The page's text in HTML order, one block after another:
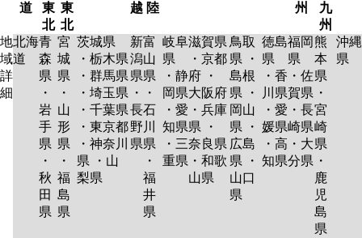
道
東
北
東
北
越 陸
州
九
州
地
域
詳
細
北海
道
青
森
県
・
岩
手
県
・
秋
田
県
宮
城
県
・
山
形
県
・
福
島
県
茨城県
・栃木県
・群馬県
・埼玉県
・千葉県
・東京都
・神奈川
県 ・山
梨県
新
潟
県
・
長
野
県
富
山
県
・
石
川
県
・
福
井
県
岐阜
県
・静
岡県
・愛
知県
・三
重県
滋賀県
・京都
府 ・
大阪府
・兵庫
県 ・
奈良県
・和歌
山県
鳥取
県 ・
島根
県 ・
岡山
県 ・
広島
県 ・
山口
県
徳島
県
・香
川県
・愛
媛県
・高
知県
福岡
県
・佐
賀県
・長
崎県
・大
分県
熊
本
県
・
宮
崎
県
・
鹿
児
島
県
沖縄
県